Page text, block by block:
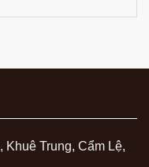
Trung, Cẩm Lệ,